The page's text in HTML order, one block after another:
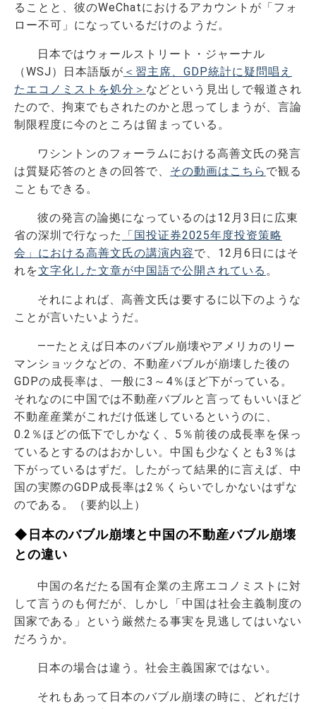
ることと、彼のWeChatにおけるアカウントが「フォ
ロー不可」になっているだけのようだ。
日本ではウォールストリート・ジャーナル
（WSJ）日本語版が ＜習主席、GDP統計に疑問唱え
たエコノミストを処分＞ などという見出しで報道され
たので、拘束でもされたのかと思ってしまうが、言論
制限程度に今のところは留まっている。
ワシントンのフォーラムにおける高善文氏の発言
は質疑応答のときの回答で、 その動画はこちら で観る
こともできる。
彼の発言の論拠になっているのは12月3日に広東
省の深圳で行なった
「国投证券2025年度投资策略
会」における高善文氏の講演内容で、12月6日にはそ
れを文字化した文章が中国語で公開されている 。
それによれば、高善文氏は要するに以下のような
ことが言いたいようだ。
――たとえば日本のバブル崩壊やアメリカのリー
マンショックなどの、不動産バブルが崩壊した後の
GDPの成長率は、一般に3～4％ほど下がっている。
それなのに中国では不動産バブルと言ってもいいほど
不動産産業がこれだけ低迷しているというのに、
0.2％ほどの低下でしかなく、5％前後の成長率を保っ
ているとするのはおかしい。中国も少なくとも3％は
下がっているはずだ。したがって結果的に言えば、中
国の実際のGDP成長率は2％くらいでしかないはずな
のである。（要約以上）
◆日本のバブル崩壊と中国の不動産バブル崩壊
との違い
中国の名だたる国有企業の主席エコノミストに対
して言うのも何だが、しかし「中国は社会主義制度の
国家である」という厳然たる事実を見逃してはいない
だろうか。
日本の場合は違う。社会主義国家ではない。
それもあって日本のバブル崩壊の時に、どれだけ